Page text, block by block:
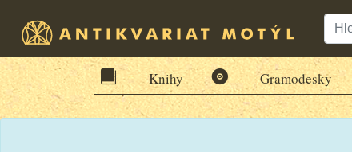
Knihy Gramodesky